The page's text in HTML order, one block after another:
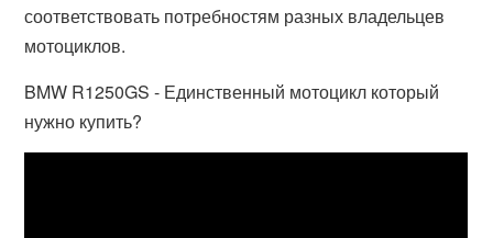
соответствовать потребностям разных владельцев
мотоциклов.
BMW R1250GS - Единственный мотоцикл который
нужно купить?